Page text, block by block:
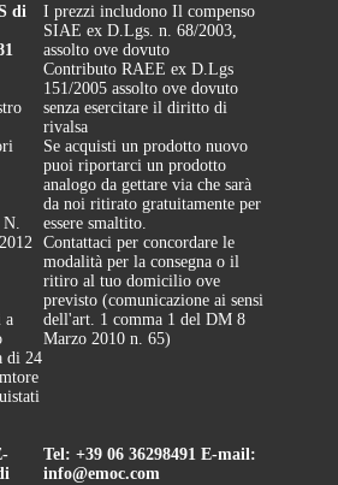
di
a
di 24
I prezzi includono Il compenso
SIAE ex D.Lgs. n. 68/2003,
assolto ove dovuto
Contributo RAEE ex D.Lgs
151/2005 assolto ove dovuto
senza esercitare il diritto di
rivalsa
Se acquisti un prodotto nuovo
puoi riportarci un prodotto
analogo da gettare via che sarà
da noi ritirato gratuitamente per
essere smaltito.
Contattaci per concordare le
modalità per la consegna o il
ritiro al tuo domicilio ove
previsto (comunicazione ai sensi
dell'art. 1 comma 1 del DM 8
Marzo 2010 n. 65)
Tel: +39 06 36298491 E-mail:
info@emoc.com